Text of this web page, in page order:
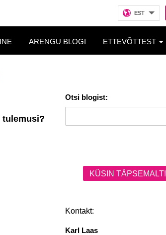
EST
ARENGU BLOGI ETTEVÕTTEST
tulemusi?
Otsi blogist:
KÜSIN TÄPSEMALT!
Kontakt:
Karl Laas